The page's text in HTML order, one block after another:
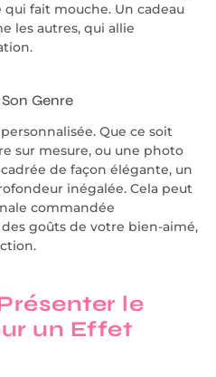
fait mouche. Un cadeau
les autres, qui allie
Genre
Que ce soit
sur mesure, ou une photo
de façon élégante, un
inégalée. Cela peut
commandée
goûts de votre bien-aimé,
le
un Effet